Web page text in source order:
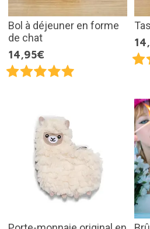
Bol à déjeuner en forme
de chat
14,95€